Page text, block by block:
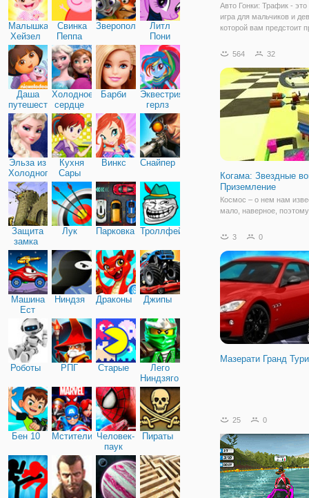
Малышка
Хейзел
Свинка
Пеппа
Зверополис
Литл
Пони
Дружба
Даша
путешественница
Холодное
сердце
Барби
Эквестрия
герлз
Эльза из
Холодного
сердца
Кухня
Сары
Винкс Снайпер
Защита
замка
Лук Парковка Троллфейс
Машина
Ест
Машину
Ниндзя Драконы Джипы
Роботы РПГ Старые
Лего
Ниндзяго
Бен 10 Мстители Человек-
паук
Пираты
Авто Гонки: Трафик - это
игра для мальчиков и
которой вам предстоит
управлением находится
проехать нелегкий путь.
его пути
564 32
Когама: Звездные
Приземление
Космос – о нем нам
мало, наверное,
кинематографе, а
вашему вниманию игру
построенных по сюжету
войн. Вы
3 0
Мазерати Гранд
25 0